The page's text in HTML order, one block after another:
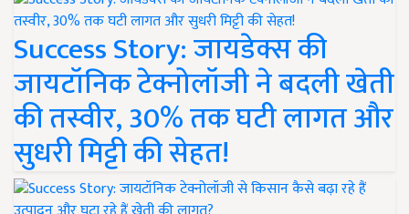
Success Story: जायडेक्स की
जायटॉनिक टेक्नोलॉजी ने बदली खेती
की तस्वीर, 30% तक घटी लागत और
सुधरी मिट्टी की सेहत!